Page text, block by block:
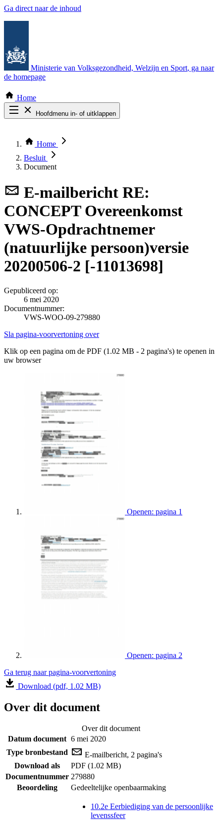
Ga direct naar de inhoud
Ministerie van Volksgezondheid, Welzijn en Sport, ga naar
de homepage
Home
Hoofdmenu in- of uitklappen
Thema COVID-19
Bekijk per bestuursorgaan
Home
Besluit
Document
E-mailbericht RE:
CONCEPT Overeenkomst
VWS-Opdrachtnemer
(natuurlijke persoon)versie
20200506-2 [-11013698]
Gepubliceerd op:
6 mei 2020
Documentnummer:
VWS-WOO-09-279880
Sla pagina-voorvertoning over
Klik op een pagina om de PDF (1.02 MB - 2 pagina's) te openen in
uw browser
Openen: pagina 1
Openen: pagina 2
Ga terug naar pagina-voorvertoning
Download (pdf, 1.02 MB)
Over dit document
Over dit document
Datum document 6 mei 2020
Type bronbestand
E-mailbericht, 2 pagina's
Download als
PDF (1.02 MB)
Documentnummer 279880
Beoordeling
Gedeeltelijke openbaarmaking
10.2e Eerbiediging van de persoonlijke
levenssfeer